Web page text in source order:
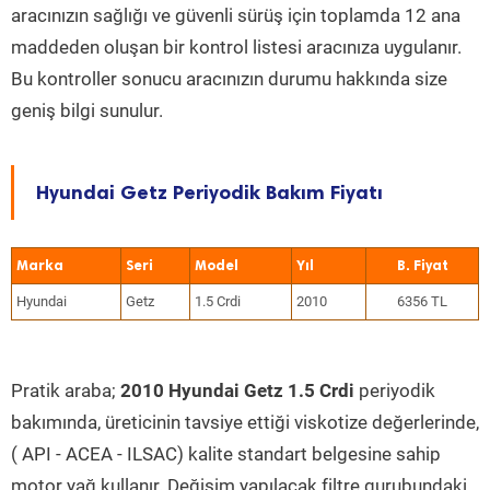
aracınızın sağlığı ve güvenli sürüş için toplamda 12 ana
maddeden oluşan bir kontrol listesi aracınıza uygulanır.
Bu kontroller sonucu aracınızın durumu hakkında size
geniş bilgi sunulur.
Hyundai Getz Periyodik Bakım Fiyatı
Marka Seri Model Yıl
Hyundai Getz 1.5 Crdi 2010 6356 TL
Pratik araba; 2010 Hyundai Getz 1.5 Crdi periyodik
bakımında, üreticinin tavsiye ettiği viskotize değerlerinde,
( API - ACEA - ILSAC) kalite standart belgesine sahip
motor yağ kullanır. Değişim yapılacak filtre gurubundaki